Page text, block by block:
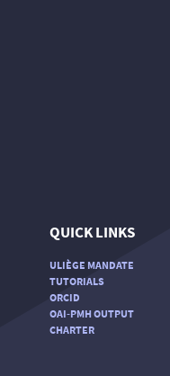
QUICK LINKS
ULIÈGE MANDATE
TUTORIALS
ORCID
OAI-PMH OUTPUT
CHARTER